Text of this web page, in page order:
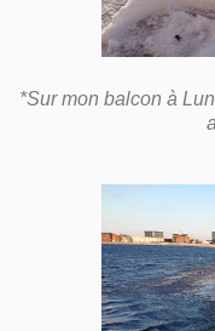
*Sur mon balcon à